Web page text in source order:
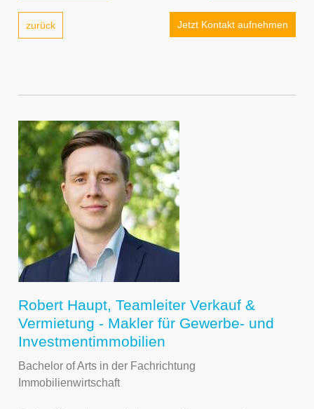
zurück Jetzt Kontakt aufnehmen
Robert Haupt, Teamleiter Verkauf &
Vermietung - Makler für Gewerbe- und
Investmentimmobilien
Bachelor of Arts in der Fachrichtung
Immobilienwirtschaft